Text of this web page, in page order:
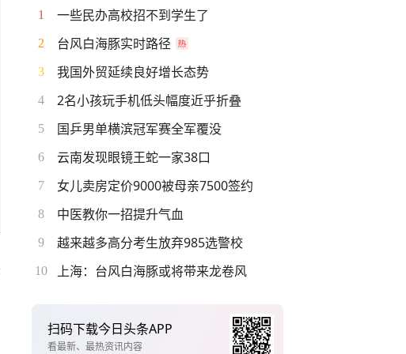
1 一些民办高校招不到学生了
2 台风白海豚实时路径
3 我国外贸延续良好增长态势
4 2名小孩玩手机低头幅度近乎折叠
5 国乒男单横滨冠军赛全军覆没
6 云南发现眼镜王蛇一家38口
7 女儿卖房定价9000被母亲7500签约
8 中医教你一招提升气血
9 越来越多高分考生放弃985选警校
10 上海：台风白海豚或将带来龙卷风
扫码下载今日头条APP
看最新、最热资讯内容